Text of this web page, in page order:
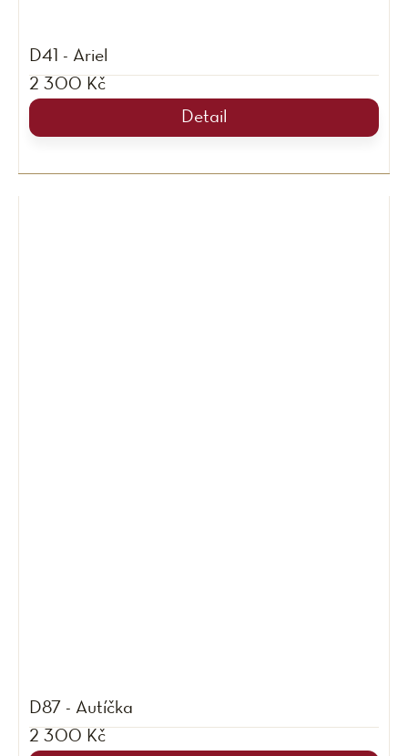
D41 - Ariel
2 300 Kč
Detail
D87 - Autíčka
2 300 Kč